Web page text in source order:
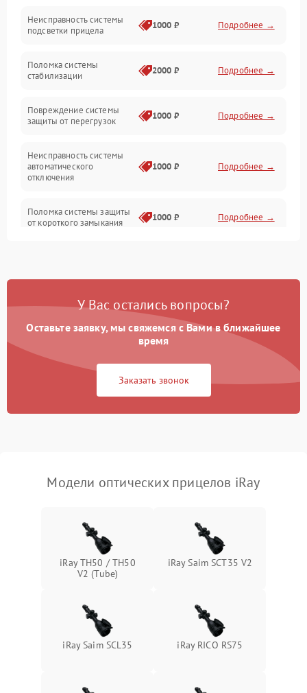
Неисправность фокусировки и оптики
Электропитание
Механика
Корпус/Герметичность
Неисправность системы
подсветки прицела
1000 ₽ Подробнее →
Поломка системы
стабилизации
2000 ₽ Подробнее →
Повреждение системы
защиты от перегрузок
1000 ₽ Подробнее →
Неисправность системы
автоматического
отключения
1000 ₽ Подробнее →
Поломка системы защиты
от короткого замыкания
1000 ₽ Подробнее →
Неисправность системы
перенапряжения
1000 ₽ Подробнее →
Неисправность системы
защиты от замыкания
1000 ₽
защиты от перегрева
У Вас остались вопросы?
Оставьте заявку, мы свяжемся с Вами в ближайшее
время
Заказать звонок
Модели оптических прицелов iRay
iRay TH50 / TH50
V2 (Tube)
iRay Saim SCT35 V2
iRay Saim SCL35 iRay RICO RS75